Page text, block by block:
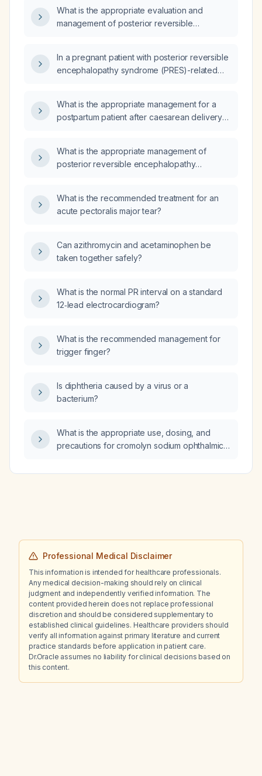
What is the appropriate evaluation and
management of posterior reversible
headache, visual disturbances, altered mental
status, or seizures, especially in the setting of
pre‑eclampsia/eclampsia?
In a pregnant patient with posterior reversible
encephalopathy syndrome (PRES)-related
regimen?
What is the appropriate management for a
postpartum patient after caesarean delivery
What is the appropriate management of
posterior reversible encephalopathy
What is the recommended treatment for an
acute pectoralis major tear?
Can azithromycin and acetaminophen be
taken together safely?
What is the normal PR interval on a standard
12‑lead electrocardiogram?
What is the recommended management for
trigger finger?
Is diphtheria caused by a virus or a
bacterium?
What is the appropriate use, dosing, and
precautions for cromolyn sodium ophthalmic
conjunctivitis?
Professional Medical Disclaimer
This information is intended for healthcare professionals.
Any medical decision-making should rely on clinical
judgment and independently verified information. The
content provided herein does not replace professional
discretion and should be considered supplementary to
established clinical guidelines. Healthcare providers should
verify all information against primary literature and current
practice standards before application in patient care.
Dr.Oracle assumes no liability for clinical decisions based on
this content.